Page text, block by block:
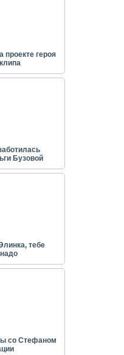
проекте героя
Бузовой
тебе
со Стефаном